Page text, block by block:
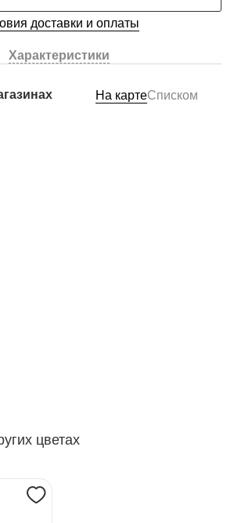
доставки и оплаты
Характеристики
На картеСписком
цветах